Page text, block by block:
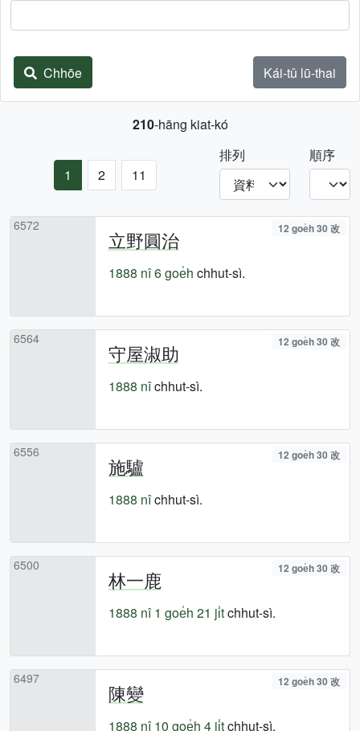
Chhōe Kái-tû lū-thai
210-hāng kiat-kó
1 2 11
排列 順序
6572
立野圓治 12 goe̍h 30 改
1888 nî6 goe̍h chhut-sì.
6564
守屋淑助 12 goe̍h 30 改
1888 nîchhut-sì.
6556
施驢 12 goe̍h 30 改
1888 nîchhut-sì.
6500
林一鹿 12 goe̍h 30 改
1888 nî 1 goe̍h 21 ji̍tchhut-sì.
6497
陳變 12 goe̍h 30 改
1888 nî 10 goe̍h 4 ji̍tchhut-sì.